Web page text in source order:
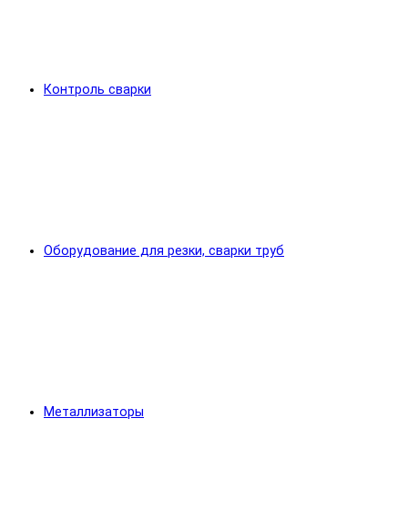
Контроль сварки
Оборудование для резки, сварки труб
Металлизаторы